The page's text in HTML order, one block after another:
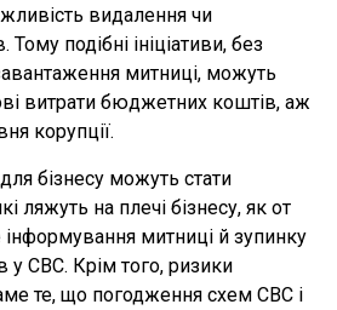
видалення чи
Тому подібні ініціативи, без
митниці, можуть
витрати бюджетних коштів, аж
корупції.
бізнесу можуть стати
ляжуть на плечі бізнесу, як от
митниці й зупинку
у СВС. Крім того, ризики
те, що погодження схем СВС і